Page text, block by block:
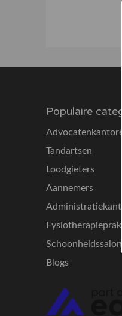
Populaire
Tandartsen
Loodgieters
Aannemers
Schoonheidssalons
Blogs